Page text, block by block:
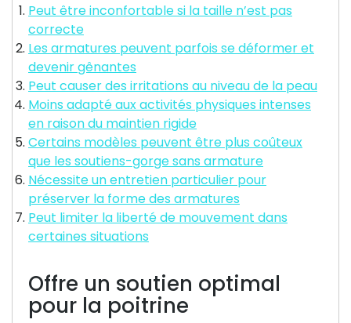
Peut être inconfortable si la taille n’est pas
correcte
Les armatures peuvent parfois se déformer et
devenir gênantes
Peut causer des irritations au niveau de la peau
Moins adapté aux activités physiques intenses
en raison du maintien rigide
Certains modèles peuvent être plus coûteux
que les soutiens-gorge sans armature
Nécessite un entretien particulier pour
préserver la forme des armatures
Peut limiter la liberté de mouvement dans
certaines situations
Offre un soutien optimal
pour la poitrine